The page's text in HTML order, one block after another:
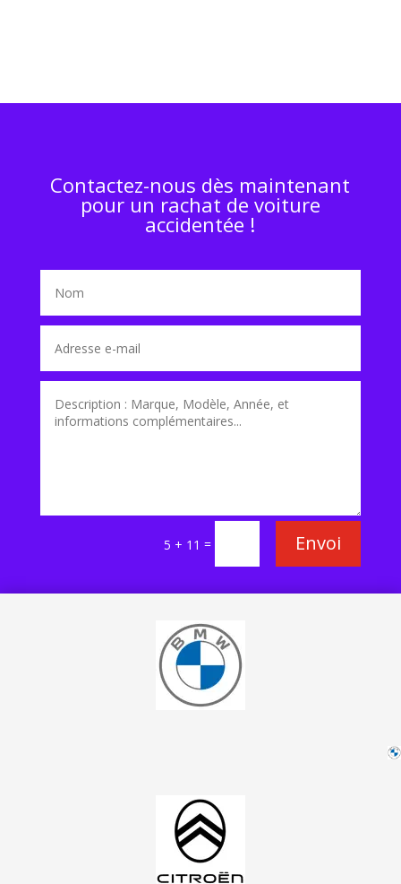
Contactez-nous dès maintenant
pour un rachat de voiture
accidentée !
5 + 11 = Envoi